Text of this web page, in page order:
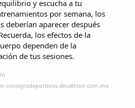
y escucha a tu
por semana, los
deberían aparecer después
los efectos de la
dependen de la
de tus sesiones.
consejosdeportivos.decathlon.com.mx